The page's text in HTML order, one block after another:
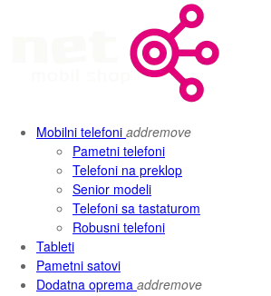
Mobilni telefoni addremove
Pametni telefoni
Telefoni na preklop
Senior modeli
Telefoni sa tastaturom
Robusni telefoni
Tableti
Pametni satovi
Dodatna oprema addremove